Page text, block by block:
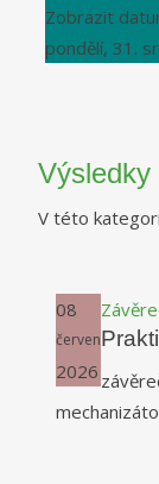
Zobrazit
pondělí, 31.
Výsledky
V této
08
červen
2026